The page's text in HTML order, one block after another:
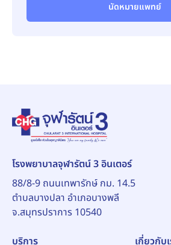
นัดหมายแพทย์
โรงพยาบาลจุฬารัตน์ 3 อินเตอร์
88/8-9 ถนนเทพารักษ์ กม. 14.5
ตำบลบางปลา อำเภอบางพลี
จ.สมุทรปราการ 10540
บริการ
เกี่ยวกับ